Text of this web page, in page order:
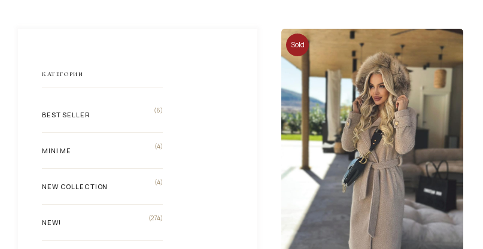
ПАНТАЛОНИ/ДЪНКИ
ПОЛИ
КОМПЛЕКТИ
ГАЩЕРИЗОНИ
MINI ME
Sold
Out
КАТЕГОРИИ
BEST SELLER (6)
MINI ME (4)
NEW COLLECTION (4)
NEW! (274)